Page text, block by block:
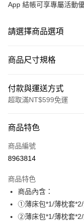
App 結帳可享專屬活動
請選擇商品選項
商品尺寸規格
付款與運送方式
超取滿NT$599免運
信用卡一次付款
超商取貨付款
Apple Pay
街口支付
商品特色
商品編號
8963814
商品特色
商品內含：
①薄床包*1/薄枕套
②薄床包*1/薄枕套*2/